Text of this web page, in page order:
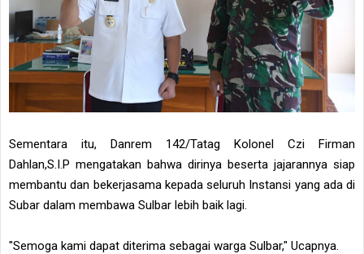
Sementara itu, Danrem 142/Tatag Kolonel Czi Firman
Dahlan,S.I.P mengatakan bahwa dirinya beserta jajarannya siap
membantu dan bekerjasama kepada seluruh Instansi yang ada di
Subar dalam membawa Sulbar lebih baik lagi.
"Semoga kami dapat diterima sebagai warga Sulbar," Ucapnya.